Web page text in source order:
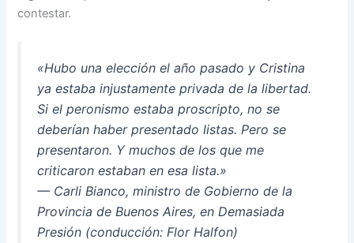
contestar.
«Hubo una elección el año pasado y Cristina
ya estaba injustamente privada de la libertad.
Si el peronismo estaba proscripto, no se
deberían haber presentado listas. Pero se
presentaron. Y muchos de los que me
criticaron estaban en esa lista.»
— Carli Bianco, ministro de Gobierno de la
Provincia de Buenos Aires, en Demasiada
Presión (conducción: Flor Halfon)